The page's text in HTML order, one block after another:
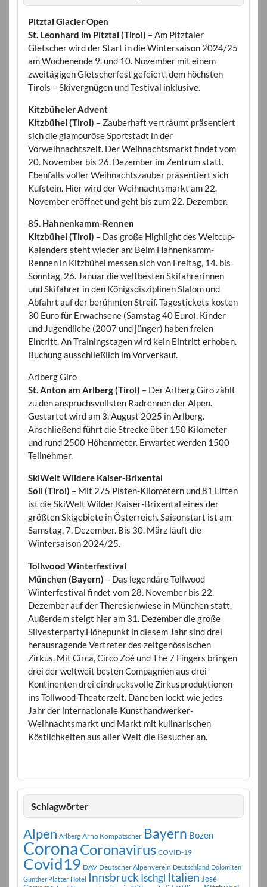
Pitztal Glacier Open
St. Leonhard im Pitztal (Tirol) – Am Pitztaler
Gletscher wird der Start in die Wintersaison 2024/25
am Wochenende 9. und 10. November mit einem
zweitägigen Gletscherfest gefeiert, dem höchsten
Tirols – Skivergnügen und Testival inklusive.
Kitzbüheler Advent
Kitzbühel (Tirol) – Zauberhaft verträumt präsentiert
sich die glamouröse Sportstadt in der
Vorweihnachtszeit. Der Weihnachtsmarkt findet vom
20. November bis 26. Dezember im Zentrum statt.
Ebenfalls voller Weihnachtszauber präsentiert sich
Kufstein. Hier wird der Weihnachtsmarkt am 22.
November eröffnet und geht bis zum 22. Dezember.
85. Hahnenkamm-Rennen
Kitzbühel (Tirol) – Das große Highlight des Weltcup-
Kalenders steht wieder an: Beim Hahnenkamm-
Rennen in Kitzbühel messen sich von Freitag, 14. bis
Sonntag, 26. Januar die weltbesten Skifahrerinnen
und Skifahrer in den Königsdisziplinen Slalom und
Abfahrt auf der berühmten Streif. Tagestickets kosten
30 Euro für Erwachsene (Samstag 40 Euro). Kinder
und Jugendliche (2007 und jünger) haben freien
Eintritt. An Trainingstagen wird kein Eintritt erhoben.
Buchung ausschließlich im Vorverkauf.
Arlberg Giro
St. Anton am Arlberg (Tirol) – Der Arlberg Giro zählt
zu den anspruchsvollsten Radrennen der Alpen.
Gestartet wird am 3. August 2025 in Arlberg.
Anschließend führt die Strecke über 150 Kilometer
und rund 2500 Höhenmeter. Erwartet werden 1500
Teilnehmer.
SkiWelt Wildere Kaiser-Brixental
Soll (Tirol) – Mit 275 Pisten-Kilometern und 81 Liften
ist die SkiWelt Wilder Kaiser-Brixental eines der
größten Skigebiete in Österreich. Saisonstart ist am
Samstag, 7. Dezember. Bis 30. März läuft die
Wintersaison 2024/25.
Tollwood Winterfestival
München (Bayern) – Das legendäre Tollwood
Winterfestival findet vom 28. November bis 22.
Dezember auf der Theresienwiese in München statt.
Außerdem steigt hier am 31. Dezember die große
Silvesterparty.Höhepunkt in diesem Jahr sind drei
herausragende Vertreter des zeitgenössischen
Zirkus. Mit Circa, Circo Zoé und The 7 Fingers bringen
drei der weltweit besten Compagnien aus drei
Kontinenten drei eindrucksvolle Zirkusproduktionen
ins Tollwood-Theaterzelt. Daneben lockt wie jedes
Jahr der internationale Kunsthandwerker-
Weihnachtsmarkt und Markt mit kulinarischen
Köstlichkeiten aus aller Welt die Besucher an.
Schlagwörter
Alpen Arlberg Arno Kompatscher Bayern Bozen
CoronaCoronavirus COVID-19
Covid19 DAV Deutscher Alpenverein Deutschland Dolomiten
Günther Platter Hotel Innsbruck Ischgl Italien José